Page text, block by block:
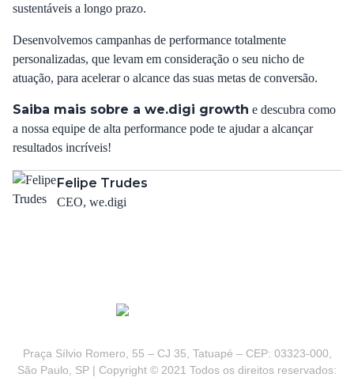
sustentáveis a longo prazo.
Desenvolvemos campanhas de performance totalmente
personalizadas, que levam em consideração o seu nicho de
atuação, para acelerar o alcance das suas metas de conversão.
Saiba mais sobre a we.digi growth e descubra como
a nossa equipe de alta performance pode te ajudar a alcançar
resultados incríveis!
Felipe Trudes
CEO, we.digi
Praça Sílvio Romero, 55 – CJ 35, Tatuapé – CEP: 03323-000,
São Paulo, SP | Copyright © 2021 Todos os direitos reservados: